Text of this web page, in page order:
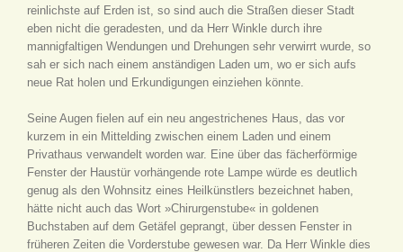
reinlichste auf Erden ist, so sind auch die Straßen dieser Stadt
eben nicht die geradesten, und da Herr Winkle durch ihre
mannigfaltigen Wendungen und Drehungen sehr verwirrt wurde, so
sah er sich nach einem anständigen Laden um, wo er sich aufs
neue Rat holen und Erkundigungen einziehen könnte.
Seine Augen fielen auf ein neu angestrichenes Haus, das vor
kurzem in ein Mittelding zwischen einem Laden und einem
Privathaus verwandelt worden war. Eine über das fächerförmige
Fenster der Haustür vorhängende rote Lampe würde es deutlich
genug als den Wohnsitz eines Heilkünstlers bezeichnet haben,
hätte nicht auch das Wort »Chirurgenstube« in goldenen
Buchstaben auf dem Getäfel geprangt, über dessen Fenster in
früheren Zeiten die Vorderstube gewesen war. Da Herr Winkle dies